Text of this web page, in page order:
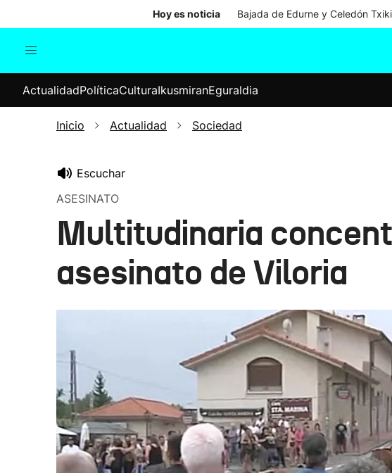
Hoy es noticia Bajada de Edurne y Celedón
Internacional
Elecciones
ActualidadPolíticaCulturaIkusmiranEguraldia
Inicio Actualidad Sociedad
Escuchar
ASESINATO
Multitudinaria
asesinato de Viloria